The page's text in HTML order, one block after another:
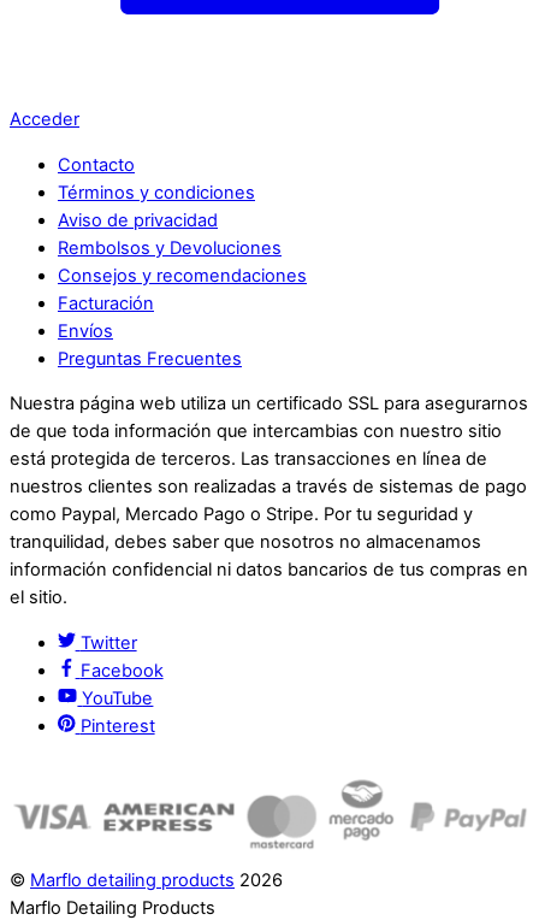
Acceder
Contacto
Términos y condiciones
Aviso de privacidad
Rembolsos y Devoluciones
Consejos y recomendaciones
Facturación
Envíos
Preguntas Frecuentes
Nuestra página web utiliza un certificado SSL para asegurarnos
de que toda información que intercambias con nuestro sitio
está protegida de terceros. Las transacciones en línea de
nuestros clientes son realizadas a través de sistemas de pago
como Paypal, Mercado Pago o Stripe. Por tu seguridad y
tranquilidad, debes saber que nosotros no almacenamos
información confidencial ni datos bancarios de tus compras en
el sitio.
Twitter
Facebook
YouTube
Pinterest
© Marflo detailing products 2026
Marflo Detailing Products